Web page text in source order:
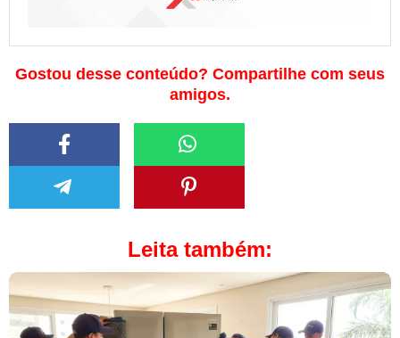
Gostou desse conteúdo? Compartilhe com seus
amigos.
Leita também: